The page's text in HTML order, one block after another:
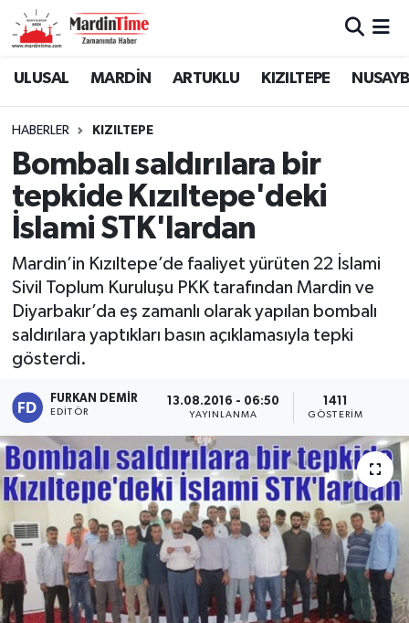
ULUSAL MARDİN ARTUKLU KIZILTEPE
HABERLER KIZILTEPE
Bombalı saldırılara bir
tepkide Kızıltepe'deki
İslami STK'lardan
Mardin’in Kızıltepe’de faaliyet yürüten 22 İslami
Sivil Toplum Kuruluşu PKK tarafından Mardin ve
Diyarbakır’da eş zamanlı olarak yapılan bombalı
saldırılara yaptıkları basın açıklamasıyla tepki
gösterdi.
FURKAN DEMIR
EDITÖR
13.08.2016 - 06:50
YAYINLANMA
1411
GÖSTERIM
Mardin Nöbetçi Eczaneler
Mardin Namaz Vakitleri
Mardin Trafik Yoğunluk Haritası
Süper Lig Puan Durumu ve Fikstür
Tüm Manşetler
Son Dakika Haberleri
Haber Arşivi